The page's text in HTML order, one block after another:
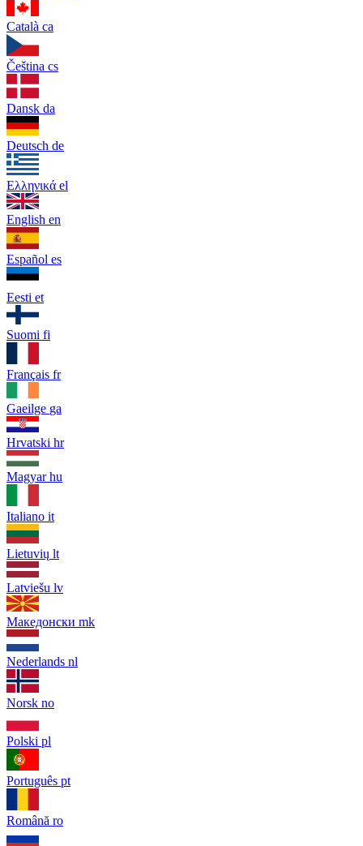
Català ca
Čeština cs
Dansk da
Deutsch de
Ελληνικά el
English en
Español es
Eesti et
Suomi fi
Français fr
Gaeilge ga
Hrvatski hr
Magyar hu
Italiano it
Lietuvių lt
Latviešu lv
Македонски mk
Nederlands nl
Norsk no
Polski pl
Português pt
Română ro